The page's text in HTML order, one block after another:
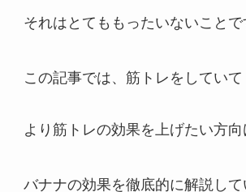
それはとてももったいないことで
この記事では、筋トレをしていて
より筋トレの効果を上げたい方向
バナナの効果を徹底的に解説し